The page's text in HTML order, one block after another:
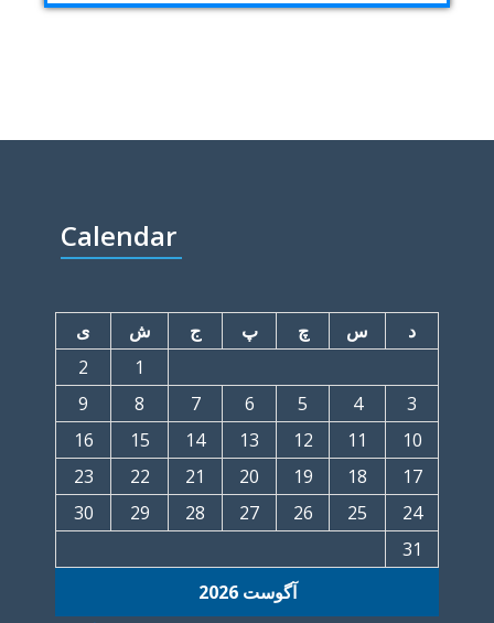
Calendar
آگوست 2026
د س چ پ ج ش
ی
1
2
3
4
5
6
7
8
9
10
11
12
13
14
15
16
17
18
19
20
21
22
23
24
25
26
27
28
29
30
31